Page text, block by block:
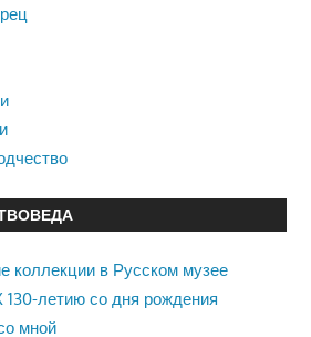
коллекции в Русском музее
летию со дня рождения
мной